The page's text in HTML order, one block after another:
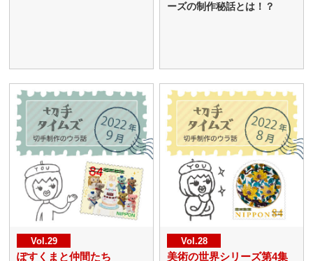
ーズの制作秘話とは！？
Vol.29
ぽすくまと仲間たち
Vol.28
美術の世界シリーズ第4集